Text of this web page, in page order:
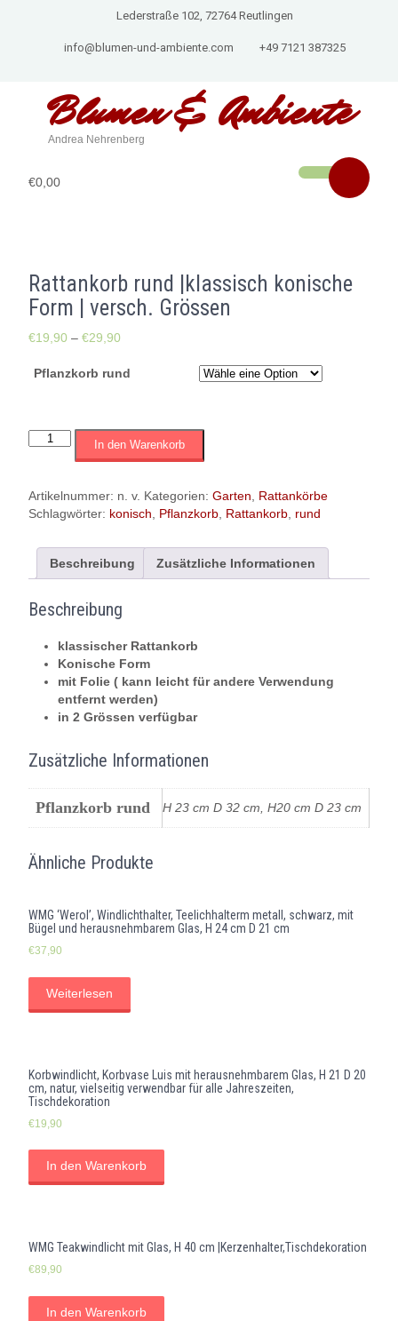
Lederstraße 102, 72764 Reutlingen
info@blumen-und-ambiente.com +49 7121 387325
Blumen & Ambiente
Andrea Nehrenberg
€0,00
Rattankorb rund |klassisch konische
Form | versch. Grössen
€19,90 – €29,90
Pflanzkorb rund
Rattankorb
konische
Form
Grössen
Menge
In den Warenkorb
Artikelnummer: n. v. Kategorien: Garten
Rattankörbe
Schlagwörter: konisch Pflanzkorb Rattankorb rund
Beschreibung Zusätzliche Informationen
Beschreibung
klassischer Rattankorb
Konische Form
mit Folie ( kann leicht für andere Verwendung
entfernt werden)
in 2 Grössen verfügbar
Zusätzliche Informationen
Pflanzkorb rund H 23 cm D 32 cm, H20 cm D 23 cm
Ähnliche Produkte
WMG ‘Werol’, Windlichthalter, Teelichhalterm metall, schwarz, mit
Bügel und herausnehmbarem Glas, H 24 cm D 21 cm
€37,90
Weiterlesen
Korbwindlicht, Korbvase Luis mit herausnehmbarem Glas, H 21 D 20
cm, natur, vielseitig verwendbar für alle Jahreszeiten,
Tischdekoration
€19,90
In den Warenkorb
WMG Teakwindlicht mit Glas, H 40 cm |Kerzenhalter,Tischdekoration
€89,90
In den Warenkorb